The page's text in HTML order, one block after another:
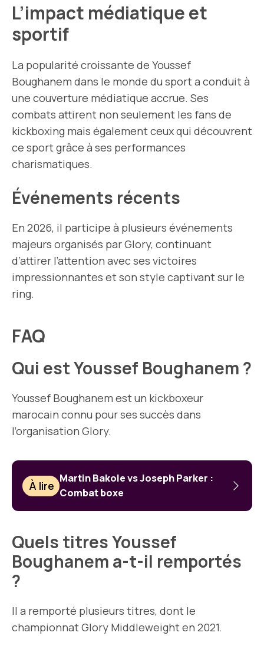
L’impact médiatique et
sportif
La popularité croissante de Youssef
Boughanem dans le monde du sport a conduit à
une couverture médiatique accrue. Ses
combats attirent non seulement les fans de
kickboxing mais également ceux qui découvrent
ce sport grâce à ses performances
charismatiques.
Événements récents
En 2026, il participe à plusieurs événements
majeurs organisés par Glory, continuant
d’attirer l’attention avec ses victoires
impressionnantes et son style captivant sur le
ring.
FAQ
Qui est Youssef Boughanem ?
Youssef Boughanem est un kickboxeur
marocain connu pour ses succès dans
l’organisation Glory.
À lire
Martin Bakole vs Joseph Parker :
Combat boxe
Quels titres Youssef
Boughanem a-t-il remportés
?
Il a remporté plusieurs titres, dont le
championnat Glory Middleweight en 2021.